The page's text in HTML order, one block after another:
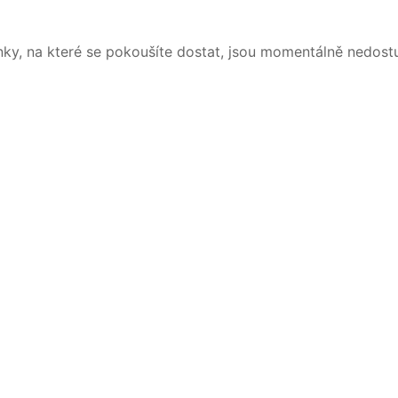
na které se pokoušíte dostat, jsou momentálně